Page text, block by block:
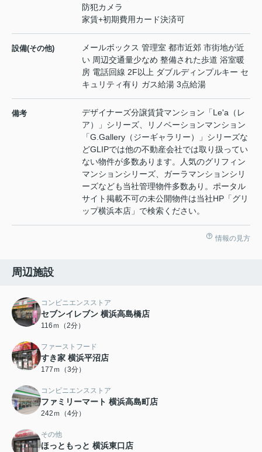
防犯カメラ
家賃+初期費用カード決済可
設備(その他)
メールボックス 管理室 都市近郊 市街地が近
い 周辺交通量少なめ 整備された歩道 浴室暖
房 電話回線 2F以上 ダブルディンプルキー セ
キュリティ有り ガス給湯 3点給湯
備考
デザイナーズ分譲賃貸マンション「Le'a（レ
ア）」シリーズ、リノベーションマンション
「G.Gallery（ジーギャラリー）」シリーズな
どGLIPでは他の不動産会社では取り扱ってい
ない物件が多数あります。人気のグリフィン
マンションシリーズ、ガーラマンションシリ
ーズなども当社管理物件多数あり。ポータル
サイト掲載不可の未公開物件は当社HP「グリ
ップ横浜本店」で検索ください。
情報の見方
周辺施設
コンビニエンスストア
セブンイレブン 横浜高島橋店
116ｍ（2分）
ファーストフード
すき家 横浜平沼店
177ｍ（3分）
コンビニエンスストア
ファミリーマート 横浜高島町店
242ｍ（4分）
その他
ほっともっと 横浜東口店